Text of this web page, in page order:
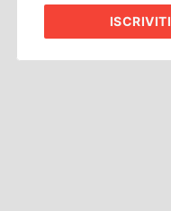
ISCRIVITI